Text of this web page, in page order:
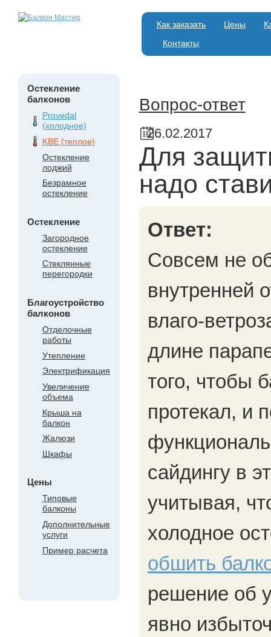
Как заказать Цены
Контакты
Остекление
балконов
Provedal
(холодное)
KBE (теплое)
Остекление
лоджий
Безрамное
остекление
Остекление
Загородное
остекление
Стеклянные
перегородки
Благоустройство
балконов
Отделочные
работы
Утепление
Электрификация
Увеличение
объема
Крыша на
балкон
Жалюзи
Шкафы
Цены
Типовые
балконы
Дополнительные
услуги
Пример расчета
Вопрос-ответ
26.02.2017
Для
надо
Ответ:
Совсем не
внутренней
влаго-
длине
того, чтобы
протекал, и
сайдингу в
учитывая,
холодное
обшить
решение об
явно